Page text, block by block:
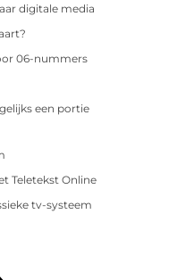
digitale media
06-nummers
een portie
Teletekst Online
tv-systeem